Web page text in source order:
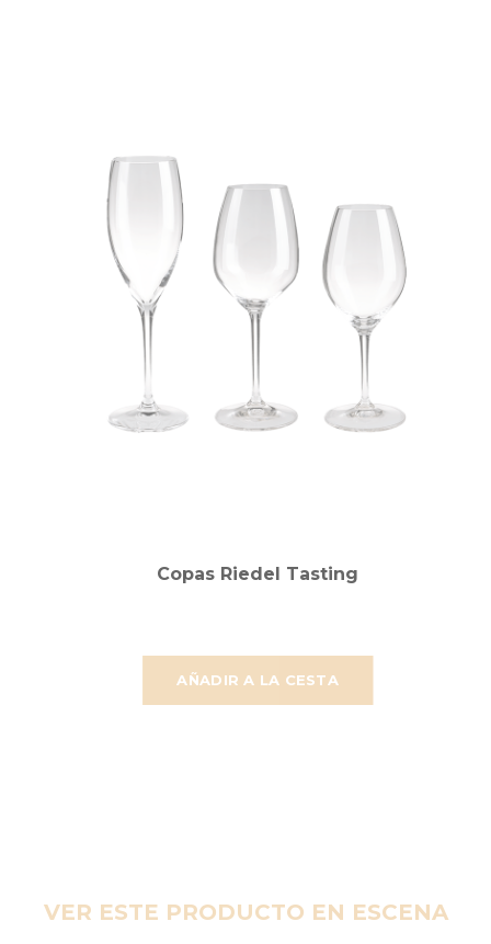
AÑADIR A LA CESTA
Copas Riedel Tasting
VER ESTE PRODUCTO EN ESCENA